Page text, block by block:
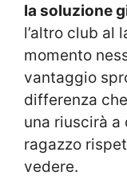
la soluzione
l’altro club al
momento
vantaggio
differenza
una riuscirà a
ragazzo
vedere.